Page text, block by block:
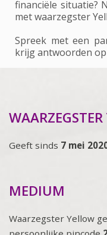
financiële situatie?
met waarzegster
Spreek met een
krijg antwoorden
Geeft sinds 7 mei
MEDIUM
Waarzegster Yellow